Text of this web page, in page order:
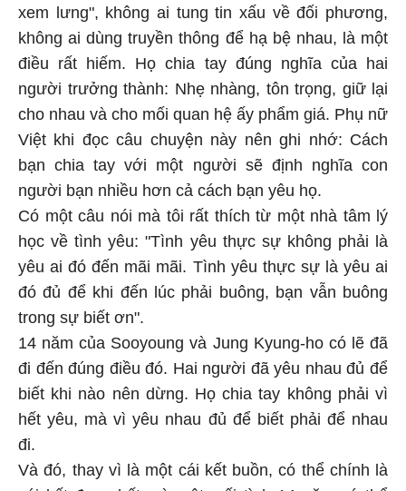
xem lưng", không ai tung tin xấu về đối phương,
không ai dùng truyền thông để hạ bệ nhau, là một
điều rất hiếm. Họ chia tay đúng nghĩa của hai
người trưởng thành: Nhẹ nhàng, tôn trọng, giữ lại
cho nhau và cho mối quan hệ ấy phẩm giá. Phụ nữ
Việt khi đọc câu chuyện này nên ghi nhớ: Cách
bạn chia tay với một người sẽ định nghĩa con
người bạn nhiều hơn cả cách bạn yêu họ.
Có một câu nói mà tôi rất thích từ một nhà tâm lý
học về tình yêu: "Tình yêu thực sự không phải là
yêu ai đó đến mãi mãi. Tình yêu thực sự là yêu ai
đó đủ để khi đến lúc phải buông, bạn vẫn buông
trong sự biết ơn".
14 năm của Sooyoung và Jung Kyung-ho có lẽ đã
đi đến đúng điều đó. Hai người đã yêu nhau đủ để
biết khi nào nên dừng. Họ chia tay không phải vì
hết yêu, mà vì yêu nhau đủ để biết phải để nhau
đi.
Và đó, thay vì là một cái kết buồn, có thể chính là